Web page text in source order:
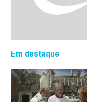
Em destaque